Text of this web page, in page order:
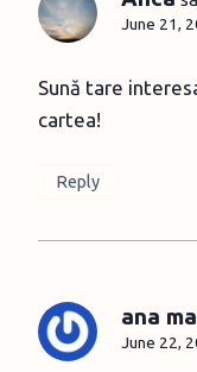
June 21,
Sună tare
cartea!
Reply
ana
June 22,